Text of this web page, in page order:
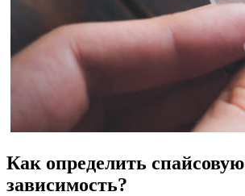
Как определить спайсовую
зависимость?